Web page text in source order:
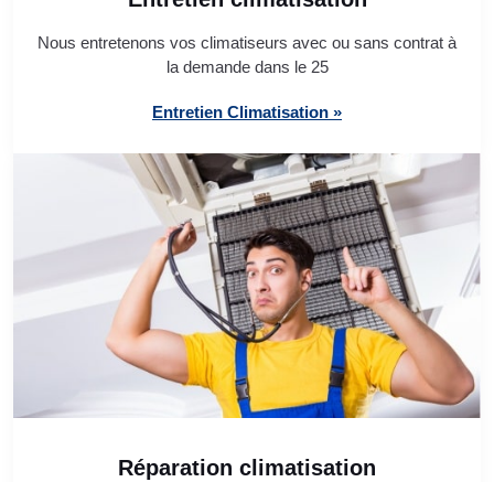
Nous entretenons vos climatiseurs avec ou sans contrat à
la demande dans le 25
Entretien Climatisation »
Réparation climatisation